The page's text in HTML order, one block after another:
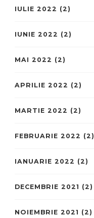
IULIE 2022 (2)
IUNIE 2022 (2)
MAI 2022 (2)
APRILIE 2022 (2)
MARTIE 2022 (2)
FEBRUARIE 2022 (2)
IANUARIE 2022 (2)
DECEMBRIE 2021 (2)
NOIEMBRIE 2021 (2)